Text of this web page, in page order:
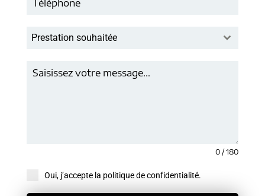
Prestation souhaitée
0 / 180
Oui, j’accepte la politique de confidentialité.